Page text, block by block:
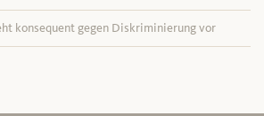
konsequent gegen Diskriminierung vor